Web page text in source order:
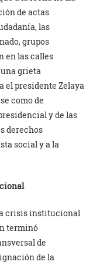
de actas
las
grupos
en las calles
grieta
el presidente Zelaya
como de
y de las
derechos
social y a la
crisis institucional
terminó
de
de la